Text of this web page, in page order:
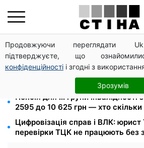
Продовжуючи переглядати
підтверджуєте, що
конфіденційності і згодні з
Зрозумів
Звільнені з полону безплатно
посвідчення водія: умови від
26 000 підписів — Зеленський
позбавляти водіїв прав за
Пенсія для III групи інвалідності
2595 до 10 625 грн — хто
Цифровізація справ і ВЛК:
перевірки ТЦК не працюють без